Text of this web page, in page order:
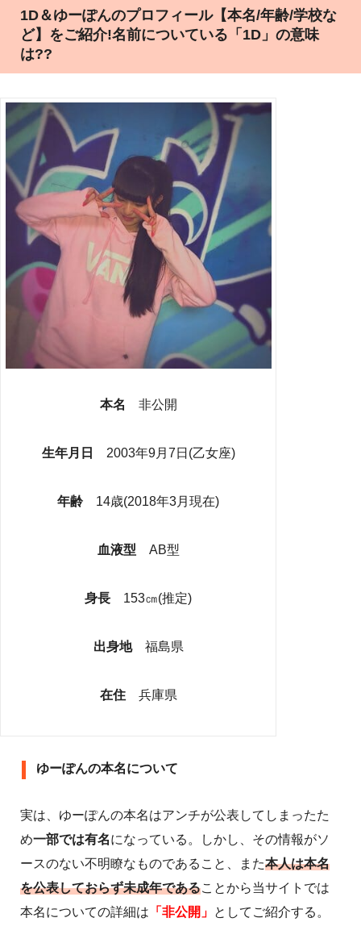
1D＆ゆーぽんのプロフィール【本名/年齢/学校な
ど】をご紹介!名前についている「1D」の意味
は??
本名 非公開
生年月日 2003年9月7日(乙女座)
年齢 14歳(2018年3月現在)
血液型 AB型
身長 153㎝(推定)
出身地 福島県
在住 兵庫県
ゆーぽんの本名について
実は、ゆーぽんの本名はアンチが公表してしまったた
め一部では有名になっている。しかし、その情報がソ
ースのない不明瞭なものであること、また本人は本名
を公表しておらず未成年であることから当サイトでは
本名についての詳細は 「非公開」 としてご紹介する。